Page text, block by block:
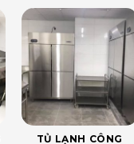
TỦ LẠNH CÔNG